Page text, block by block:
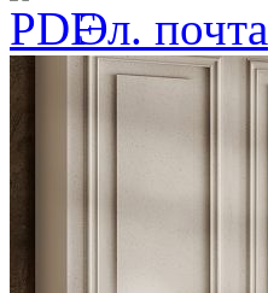
Эл. почта